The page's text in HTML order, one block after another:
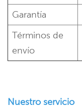
Garantía
Términos de
envío
Nuestro servicio